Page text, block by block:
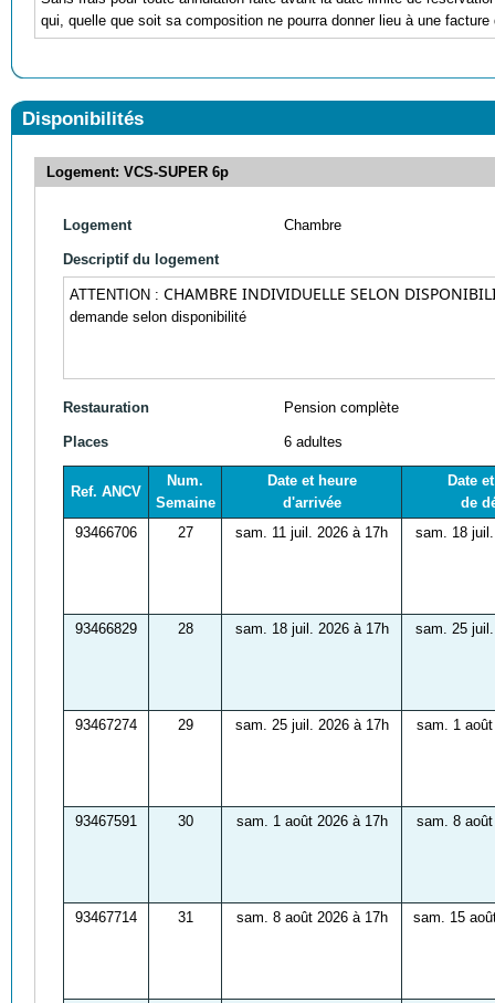
qui, quelle que soit sa composition ne pourra donner lieu à une
Disponibilités
Logement: VCS-SUPER 6p
Logement Chambre
Descriptif du logement
ATTENTION : CHAMBRE INDIVIDUELLE SELON
demande selon disponibilité
Restauration Pension complète
Places 6 adultes
Ref. ANCV
Num.
Semaine
Date et heure
d'arrivée
Date
de
93466706
27 sam. 11 juil. 2026 à 17h sam. 18
93466829 28 sam. 18 juil. 2026 à 17h sam. 25
93467274 29 sam. 25 juil. 2026 à 17h sam. 1
93467591 30 sam. 1 août 2026 à 17h sam. 8
93467714 31 sam. 8 août 2026 à 17h sam. 15